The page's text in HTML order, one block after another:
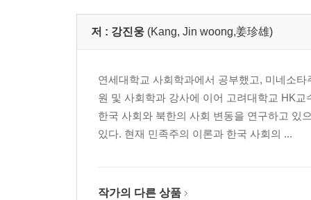
CHAPTER 04 남북한 초등 이념교육 비교
Ⅰ. 남북한의 초등학교 이념교육 49
PART 02 민족 정체성 교육
CHAPTER 05 초등 역사 민족 정체성 교육
Ⅲ. 초등학교 역사 교과서의 민족 서사와 담론 72
저 : 강진웅 (Kang, Jin woong,姜珍雄)
연세대학교 사회학과에서 공부했고, 미네소
원 및 사회학과 강사에 이어 고려대학교 HK
한국 사회와 북한의 사회 변동을 연구하고 있
있다. 현재 민족주의 이론과 한국 사회의 ...
작가의 다른 상품